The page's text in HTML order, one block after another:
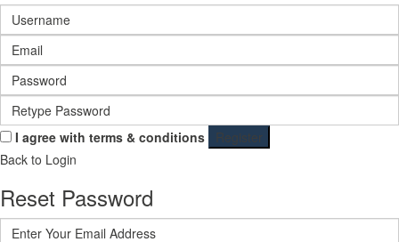
I agree with terms & conditions
Register
Back to Login
Reset Password